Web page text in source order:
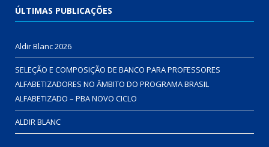
ÚLTIMAS PUBLICAÇÕES
Aldir Blanc 2026
SELEÇÃO E COMPOSIÇÃO DE BANCO PARA PROFESSORES
ALFABETIZADORES NO ÂMBITO DO PROGRAMA BRASIL
ALFABETIZADO – PBA NOVO CICLO
ALDIR BLANC